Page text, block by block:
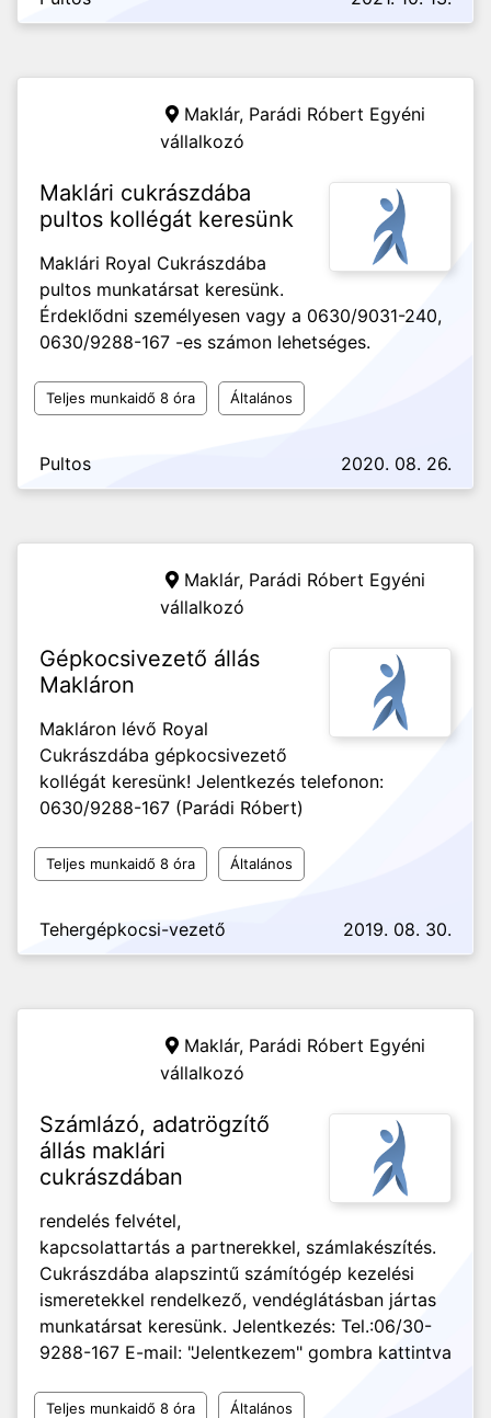
Maklár, Parádi Róbert Egyéni
vállalkozó
Maklári cukrászdába
pultos kollégát keresünk
Maklári Royal Cukrászdába
pultos munkatársat keresünk.
Érdeklődni személyesen vagy a 0630/9031-240,
0630/9288-167 -es számon lehetséges.
Teljes munkaidő 8 óra Általános
Pultos 2020. 08. 26.
Maklár, Parádi Róbert Egyéni
vállalkozó
Gépkocsivezető állás
Makláron
Makláron lévő Royal
Cukrászdába gépkocsivezető
kollégát keresünk! Jelentkezés telefonon:
0630/9288-167 (Parádi Róbert)
Teljes munkaidő 8 óra Általános
Tehergépkocsi-vezető 2019. 08. 30.
Maklár, Parádi Róbert Egyéni
vállalkozó
Számlázó, adatrögzítő
állás maklári
cukrászdában
rendelés felvétel,
kapcsolattartás a partnerekkel, számlakészítés.
Cukrászdába alapszintű számítógép kezelési
ismeretekkel rendelkező, vendéglátásban jártas
munkatársat keresünk. Jelentkezés: Tel.:06/30-
9288-167 E-mail: "Jelentkezem" gombra kattintva
Teljes munkaidő 8 óra Általános